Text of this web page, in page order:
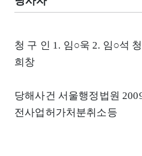
청 구 인 1. 임○욱 2. 임○석
희창
당해사건 서울행정법원
전사업허가처분취소등